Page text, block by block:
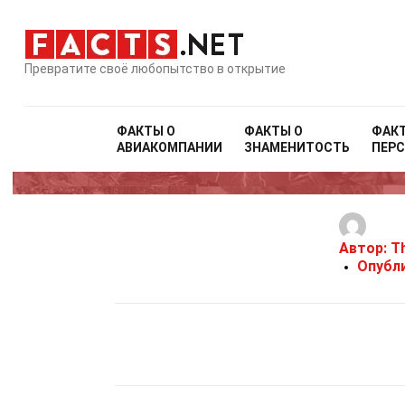
Превратите своё любопытство в открытие
ФАКТЫ О
АВИАКОМПАНИИ
ФАКТЫ О
ЗНАМЕНИТОСТЬ
Автор: